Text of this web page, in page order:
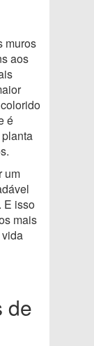
muros
aos
é
um
E isso
mais
de